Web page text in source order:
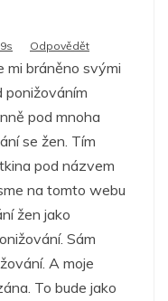
Odpovědět
mi bráněno svými
ponižováním
pod mnoha
se žen. Tím
pod názvem
na tomto webu
žen jako
Sám
A moje
To bude jako